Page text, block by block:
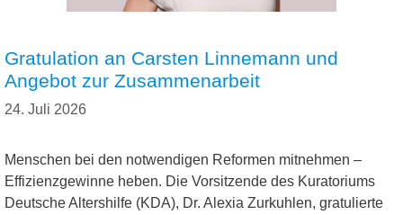
Gratulation an Carsten Linnemann und
Angebot zur Zusammenarbeit
24. Juli 2026
Menschen bei den notwendigen Reformen mitnehmen –
Effizienzgewinne heben. Die Vorsitzende des Kuratoriums
Deutsche Altershilfe (KDA), Dr. Alexia Zurkuhlen, gratulierte